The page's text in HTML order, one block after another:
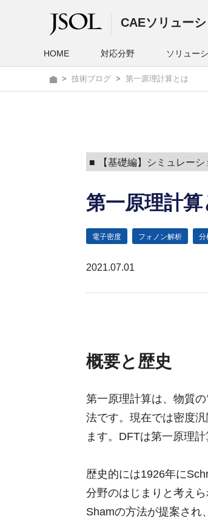
CAEソリュー
HOME 対応分野 ソリュー
技術ブログ 第一原理計算とは
■ 【基礎編】シミュレー
第一原理計算
電子密度 フォノン解析 分
2021.07.01
概要と歴史
第一原理計算は、物質
法です。現在では密度
ます。DFTは第一原理
歴史的には1926年に
分野のはじまりと考え
Shamの方法が提案され